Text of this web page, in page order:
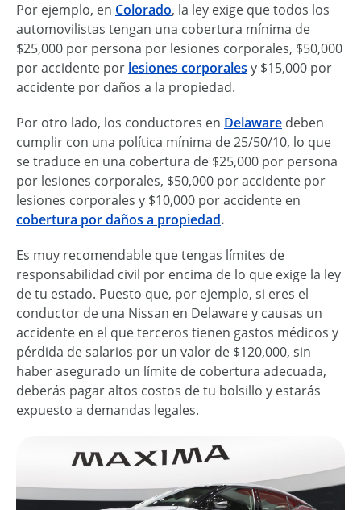
Por ejemplo, en Colorado, la ley exige que todos los
automovilistas tengan una cobertura mínima de
$25,000 por persona por lesiones corporales, $50,000
por accidente por lesiones corporales y $15,000 por
accidente por daños a la propiedad.
Por otro lado, los conductores en Delaware deben
cumplir con una política mínima de 25/50/10, lo que
se traduce en una cobertura de $25,000 por persona
por lesiones corporales, $50,000 por accidente por
lesiones corporales y $10,000 por accidente en
cobertura por daños a propiedad.
Es muy recomendable que tengas límites de
responsabilidad civil por encima de lo que exige la ley
de tu estado. Puesto que, por ejemplo, si eres el
conductor de una Nissan en Delaware y causas un
accidente en el que terceros tienen gastos médicos y
pérdida de salarios por un valor de $120,000, sin
haber asegurado un límite de cobertura adecuada,
deberás pagar altos costos de tu bolsillo y estarás
expuesto a demandas legales.